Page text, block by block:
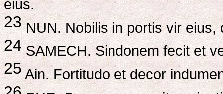
eius.
23NUN. Nobilis in portis vir eius,
24SAMECH. Sindonem fecit et
25Ain. Fortitudo et decor